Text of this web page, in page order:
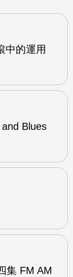
中的運用
Blues
集 FM AM